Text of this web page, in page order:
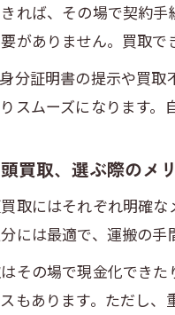
れば、その場で契約
がありません。買取で
分証明書の提示や買取
スムーズになります
買取、選ぶ際のメ
取にはそれぞれ明確
には最適で、運搬の手
その場で現金化でき
もあります。ただし、